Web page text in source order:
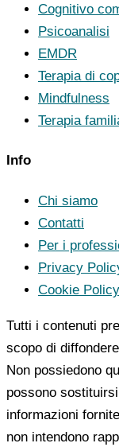
Cognitivo
Psicoanalisi
EMDR
Terapia di
Mindfulness
Terapia
Info
Chi siamo
Contatti
Per i
Privacy
Cookie Policy
Tutti i contenuti
scopo di
Non possiedono
possono
informazioni
non intendono